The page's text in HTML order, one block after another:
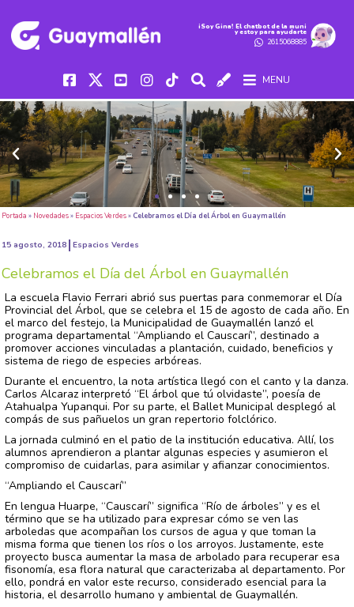
iSoy Gina! El chatbot de la muni
y estoy para ayudarte
2615068885
MENU
Portada » Novedades» Espacios Verdes» Celebramos el Día del Árbol en Guaymallén
15 agosto, 2018 Espacios Verdes
Celebramos el Día del Árbol en Guaymallén
La escuela Flavio Ferrari abrió sus puertas para conmemorar el Día
Provincial del Árbol, que se celebra el 15 de agosto de cada año. En
el marco del festejo, la Municipalidad de Guaymallén lanzó el
programa departamental “Ampliando el Causcarí”, destinado a
promover acciones vinculadas a plantación, cuidado, beneficios y
sistema de riego de especies arbóreas.
Durante el encuentro, la nota artística llegó con el canto y la danza.
Carlos Alcaraz interpretó “El árbol que tú olvidaste”, poesía de
Atahualpa Yupanqui. Por su parte, el Ballet Municipal desplegó al
compás de sus pañuelos un gran repertorio folclórico.
La jornada culminó en el patio de la institución educativa. Allí, los
alumnos aprendieron a plantar algunas especies y asumieron el
compromiso de cuidarlas, para asimilar y afianzar conocimientos.
“Ampliando el Causcarí”
En lengua Huarpe, “Causcarí” significa “Río de árboles” y es el
término que se ha utilizado para expresar cómo se ven las
arboledas que acompañan los cursos de agua y que toman la
misma forma que tienen los ríos o los arroyos. Justamente, este
proyecto busca aumentar la masa de arbolado para recuperar esa
fisonomía, esa flora natural que caracterizaba al departamento. Por
ello, pondrá en valor este recurso, considerado esencial para la
historia, el desarrollo humano y ambiental de Guaymallén.